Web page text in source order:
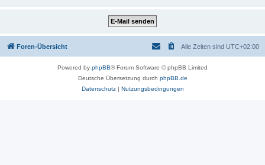
Foren-Übersicht Alle Zeiten sind UTC+02:00
Powered by phpBB® Forum Software © phpBB Limited
Deutsche Übersetzung durch phpBB.de
Datenschutz| Nutzungsbedingungen